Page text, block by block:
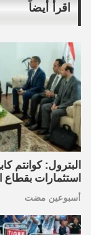
اقرأ أيضاً
البترول: كوانتم
استثمارات بقطاع
أسبوعين مضت